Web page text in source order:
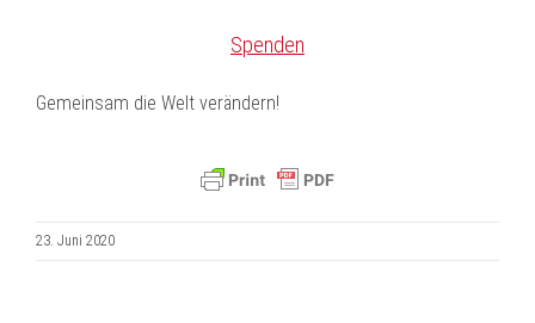
Spenden
Gemeinsam die Welt verändern!
23. Juni 2020